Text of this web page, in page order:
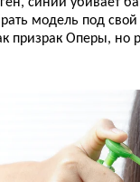
синий убивает
модель под
призрак Оперы, но